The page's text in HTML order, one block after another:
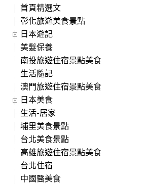
首頁精選文
彰化旅遊美食景點
日本遊記
美髮保養
南投旅遊住宿景點美食
生活隨記
澳門旅遊住宿景點美食
日本美食
生活-居家
埔里美食景點
台北美食景點
高雄旅遊住宿景點美食
台北住宿
中國醫美食